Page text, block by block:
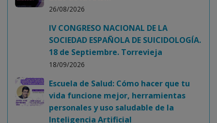
2026 de la AASM
IV CONGRESO NACIONAL DE LA
SOCIEDAD ESPAÑOLA DE SUICIDOLOGÍA.
18 de Septiembre. Torrevieja
Escuela de Salud: Cómo hacer que tu
vida funcione mejor, herramientas
personales y uso saludable de la